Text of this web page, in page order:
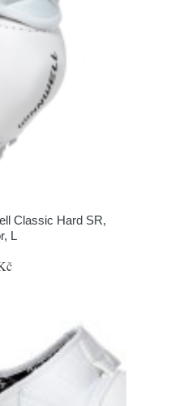
Classic Hard SR,
L